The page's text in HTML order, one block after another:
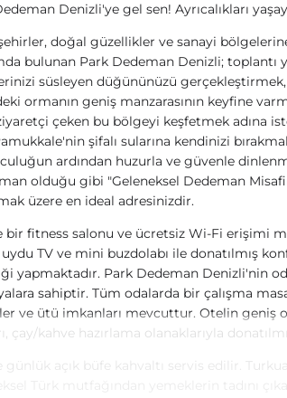
Denizli'ye gel sen! Ayrıcalıkları
doğal güzellikler ve sanayi
bulunan Park Dedeman Denizli; toplantı
süsleyen düğününüzü
ormanın geniş manzarasının keyfine
çeken bu bölgeyi keşfetmek adına
şifalı sularına kendinizi
ardından huzurla ve güvenle
olduğu gibi "Geleneksel Dedeman
üzere en ideal adresinizdir.
bir fitness salonu ve ücretsiz Wi-Fi erişimi
TV ve mini buzdolabı ile donatılmış
yapmaktadır. Park Dedeman Denizli'nin
sahiptir. Tüm odalarda bir çalışma
ve ütü imkanları mevcuttur. Otelin geniş
çay/kahve hazırlama olanaklarıyla
günlük açık büfe kahvaltı servis edilir.